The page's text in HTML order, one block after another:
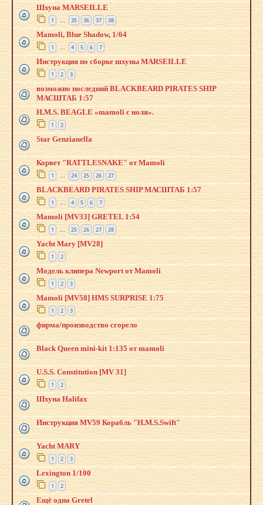
Шхуна MARSEILLE
1 … 35 36 37 38
Mamoli, Blue Shadow, 1/64
1 … 4 5 6 7
Инструкция по сборке шхуны MARSEILLE
1 2 3
возможно последний BLACKBEARD PIRATES SHIP
МАСШТАБ 1:57
H.M.S. BEAGLE «mamoli с ноля».
1 2
Star Genzianella
Корвет "RATTLESNAKE" от Mamoli
1 … 24 25 26 27
BLACKBEARD PIRATES SHIP МАСШТАБ 1:57
1 … 4 5 6 7
Mamoli [MV33] GRETEL 1:54
1 … 25 26 27 28
Yacht Mary [MV28]
1 2
Модель клипера Newport от Mamoli
1 2 3
Mamoli [MV58] HMS SURPRISE 1:75
1 2 3
фирма/производство сгорело
Black Queen mini-kit 1:135 от mamoli
U.S.S. Constitution [MV 31]
1 2
Шхуна Halifax
Инструкция MV59 Корабль "H.M.S.Swift"
Yacht MARY
1 2 3
Lexington 1/100
1 2
Ещё одна Gretel